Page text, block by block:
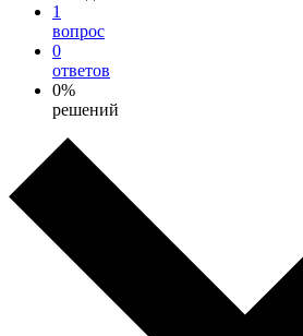
1
вопрос
0
ответов
0%
решений